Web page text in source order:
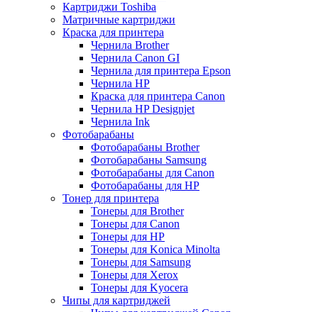
Картриджи Toshiba
Матричные картриджи
Краска для принтера
Чернила Brother
Чернила Canon GI
Чернила для принтера Epson
Чернила HP
Краска для принтера Canon
Чернила HP Designjet
Чернила Ink
Фотобарабаны
Фотобарабаны Brother
Фотобарабаны Samsung
Фотобарабаны для Canon
Фотобарабаны для HP
Тонер для принтера
Тонеры для Brother
Тонеры для Canon
Тонеры для HP
Тонеры для Konica Minolta
Тонеры для Samsung
Тонеры для Xerox
Тонеры для Kyocera
Чипы для картриджей